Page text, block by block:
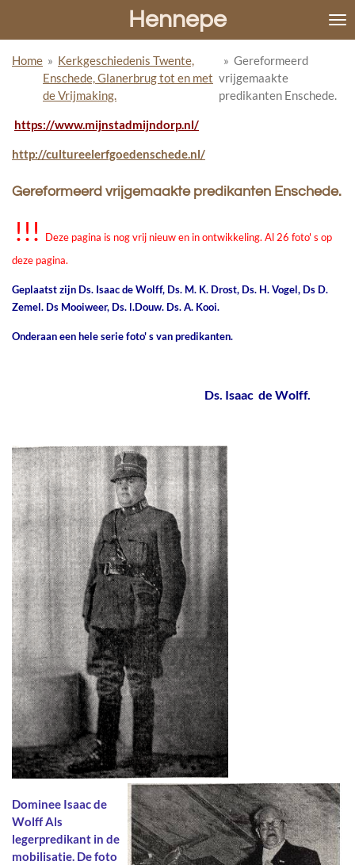
de
hoofdinhoud
Hennepe
Home » Kerkgeschiedenis Twente,
Enschede, Glanerbrug tot en met
de Vrijmaking.
» Gereformeerd
vrijgemaakte
predikanten Enschede.
https://www.mijnstadmijndorp.nl/
http://cultureelerfgoedenschede.nl/
Gereformeerd vrijgemaakte predikanten Enschede.
!!!
Deze pagina is nog vrij nieuw en in ontwikkeling. Al 26 foto' s op
deze pagina.
Geplaatst zijn Ds. Isaac de Wolff, Ds. M. K. Drost, Ds. H. Vogel, Ds D.
Zemel. Ds Mooiweer, Ds. l.Douw. Ds. A. Kooi.
Onderaan een hele serie foto' s van predikanten.
Ds. Isaac de Wolff.
Dominee Isaac de
Wolff Als
legerpredikant in de
mobilisatie. De foto